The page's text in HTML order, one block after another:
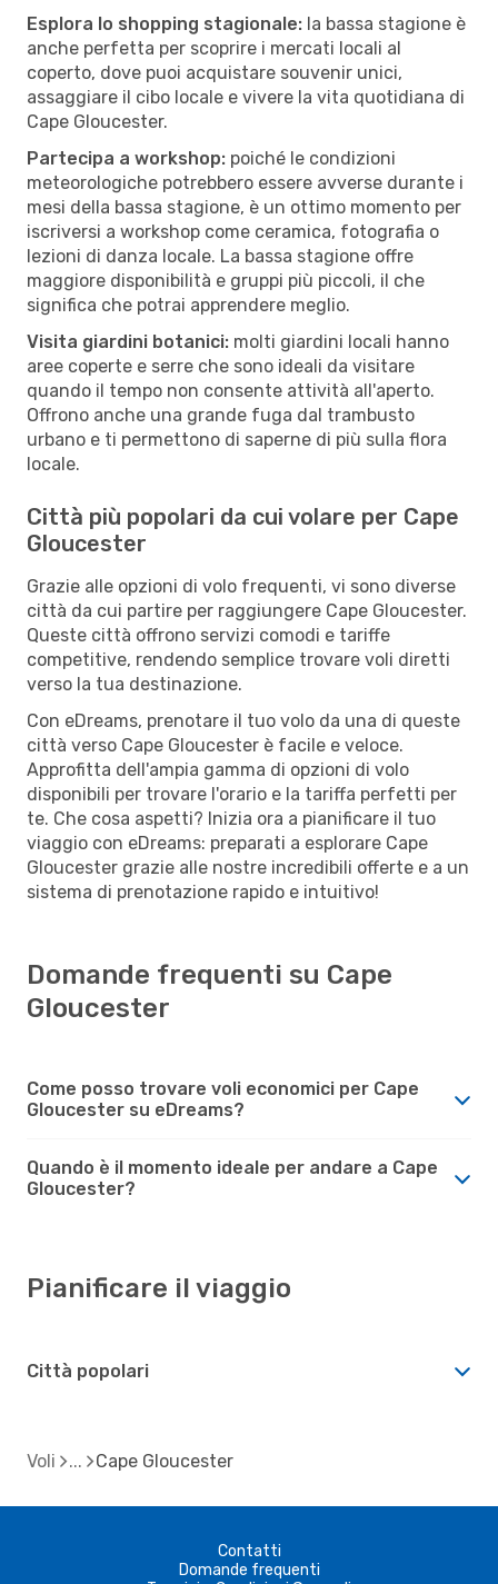
Esplora lo shopping stagionale: la bassa stagione è
anche perfetta per scoprire i mercati locali al
coperto, dove puoi acquistare souvenir unici,
assaggiare il cibo locale e vivere la vita quotidiana di
Cape Gloucester.
Partecipa a workshop: poiché le condizioni
meteorologiche potrebbero essere avverse durante i
mesi della bassa stagione, è un ottimo momento per
iscriversi a workshop come ceramica, fotografia o
lezioni di danza locale. La bassa stagione offre
maggiore disponibilità e gruppi più piccoli, il che
significa che potrai apprendere meglio.
Visita giardini botanici: molti giardini locali hanno
aree coperte e serre che sono ideali da visitare
quando il tempo non consente attività all'aperto.
Offrono anche una grande fuga dal trambusto
urbano e ti permettono di saperne di più sulla flora
locale.
Città più popolari da cui volare per Cape
Gloucester
Grazie alle opzioni di volo frequenti, vi sono diverse
città da cui partire per raggiungere Cape Gloucester.
Queste città offrono servizi comodi e tariffe
competitive, rendendo semplice trovare voli diretti
verso la tua destinazione.
Con eDreams, prenotare il tuo volo da una di queste
città verso Cape Gloucester è facile e veloce.
Approfitta dell'ampia gamma di opzioni di volo
disponibili per trovare l'orario e la tariffa perfetti per
te. Che cosa aspetti? Inizia ora a pianificare il tuo
viaggio con eDreams: preparati a esplorare Cape
Gloucester grazie alle nostre incredibili offerte e a un
sistema di prenotazione rapido e intuitivo!
Domande frequenti su Cape
Gloucester
Come posso trovare voli economici per Cape
Gloucester su eDreams?
Quando è il momento ideale per andare a Cape
Gloucester?
Pianificare il viaggio
Città popolari
Voli Cape Gloucester
Contatti
Domande frequenti